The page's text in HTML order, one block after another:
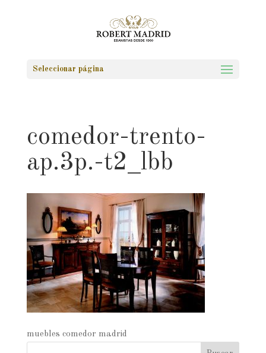
Seleccionar página
comedor-trento-
ap.3p.-t2_lbb
muebles comedor madrid